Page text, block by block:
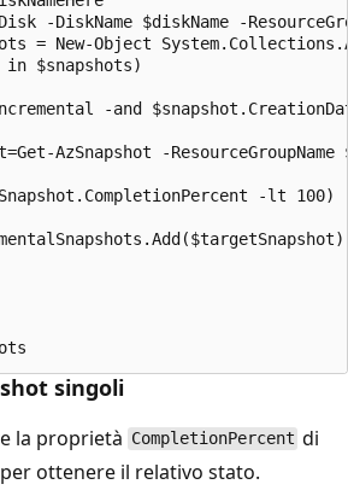
-DiskName $diskName -
= New-Object
in $snapshots)
-and
AzSnapshot -
-lt 100)
singoli
la proprietà CompletionPercent di
ottenere il relativo stato.